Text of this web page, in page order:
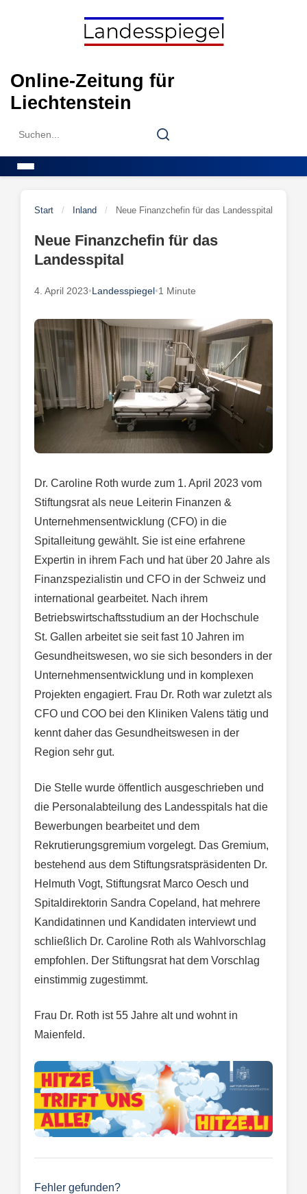
Online-Zeitung für
Liechtenstein
Search
Search
Start / Inland / Neue Finanzchefin für das Landesspital
Neue Finanzchefin für das
Landesspital
4. April 2023•Landesspiegel•1 Minute
Dr. Caroline Roth wurde zum 1. April 2023 vom
Stiftungsrat als neue Leiterin Finanzen &
Unternehmensentwicklung (CFO) in die
Spitalleitung gewählt. Sie ist eine erfahrene
Expertin in ihrem Fach und hat über 20 Jahre als
Finanzspezialistin und CFO in der Schweiz und
international gearbeitet. Nach ihrem
Betriebswirtschaftsstudium an der Hochschule
St. Gallen arbeitet sie seit fast 10 Jahren im
Gesundheitswesen, wo sie sich besonders in der
Unternehmensentwicklung und in komplexen
Projekten engagiert. Frau Dr. Roth war zuletzt als
CFO und COO bei den Kliniken Valens tätig und
kennt daher das Gesundheitswesen in der
Region sehr gut.
Die Stelle wurde öffentlich ausgeschrieben und
die Personalabteilung des Landesspitals hat die
Bewerbungen bearbeitet und dem
Rekrutierungsgremium vorgelegt. Das Gremium,
bestehend aus dem Stiftungsratspräsidenten Dr.
Helmuth Vogt, Stiftungsrat Marco Oesch und
Spitaldirektorin Sandra Copeland, hat mehrere
Kandidatinnen und Kandidaten interviewt und
schließlich Dr. Caroline Roth als Wahlvorschlag
empfohlen. Der Stiftungsrat hat dem Vorschlag
einstimmig zugestimmt.
Frau Dr. Roth ist 55 Jahre alt und wohnt in
Maienfeld.
Fehler gefunden?